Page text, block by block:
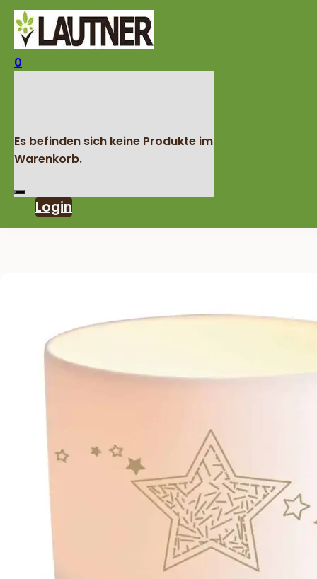
0
Es befinden sich keine Produkte im
Warenkorb.
Login